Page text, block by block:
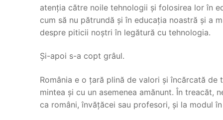
atenția către noile tehnologii și folosirea lor în
cum să nu pătrundă și în educația noastră și a
despre piticii noștri în legătură cu tehnologia.
Și-apoi s-a copt grâul.
România e o țară plină de valori și încărcată
mintea și cu un asemenea amănunt. În treacăt,
ca români, învățăcei sau profesori, și la modul